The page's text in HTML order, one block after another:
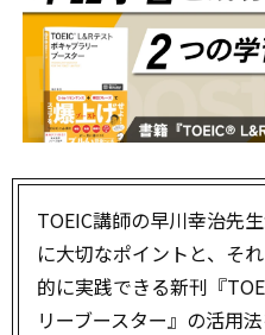
TOEIC講師の早川幸治先
に大切なポイントと、そ
的に実践できる新刊『
リーブースター』の活用